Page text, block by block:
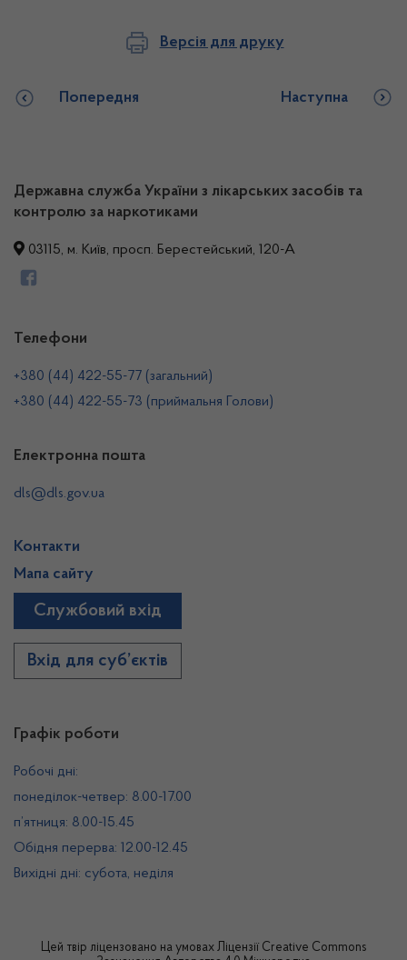
Версія для друку
Попередня Наступна
Державна служба України з лікарських засобів та
контролю за наркотиками
03115, м. Київ, просп. Берестейський, 120-А
Графік роботи
Робочі дні:
понеділок-четвер: 8.00-17.00
п’ятниця: 8.00-15.45
Обідня перерва: 12.00-12.45
Вихідні дні: субота, неділя
Телефони
+380 (44) 422-55-77 (загальний)
+380 (44) 422-55-73 (приймальня Голови)
Електронна пошта
dls@dls.gov.ua
Контакти
Мапа сайту
Службовий вхід
Вхід для суб’єктів
Цей твір ліцензовано на умовах Ліцензії Creative Commons